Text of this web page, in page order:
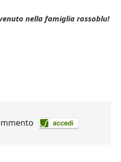
nella famiglia rossoblu!